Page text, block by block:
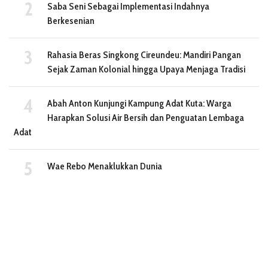
Saba Seni Sebagai Implementasi Indahnya
Berkesenian
Rahasia Beras Singkong Cireundeu: Mandiri Pangan
Sejak Zaman Kolonial hingga Upaya Menjaga Tradisi
Abah Anton Kunjungi Kampung Adat Kuta: Warga
Harapkan Solusi Air Bersih dan Penguatan Lembaga
Adat
Wae Rebo Menaklukkan Dunia